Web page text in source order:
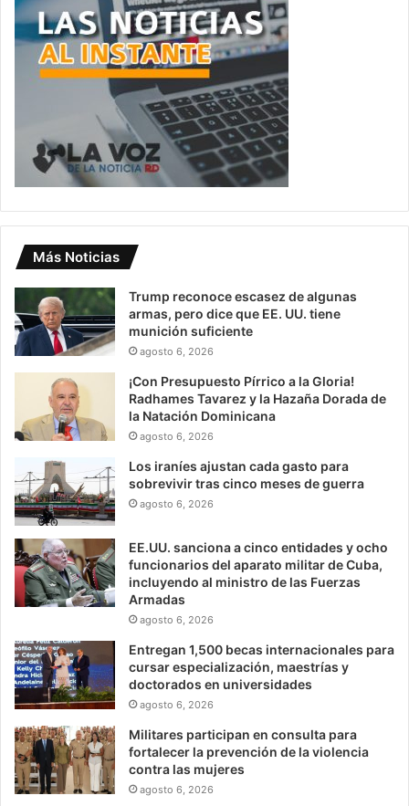
Más Noticias
Trump reconoce escasez de algunas
armas, pero dice que EE. UU. tiene
munición suficiente
agosto 6, 2026
¡Con Presupuesto Pírrico a la Gloria!
Radhames Tavarez y la Hazaña Dorada de
la Natación Dominicana
agosto 6, 2026
Los iraníes ajustan cada gasto para
sobrevivir tras cinco meses de guerra
agosto 6, 2026
EE.UU. sanciona a cinco entidades y ocho
funcionarios del aparato militar de Cuba,
incluyendo al ministro de las Fuerzas
Armadas
agosto 6, 2026
Entregan 1,500 becas internacionales para
cursar especialización, maestrías y
doctorados en universidades
agosto 6, 2026
Militares participan en consulta para
fortalecer la prevención de la violencia
contra las mujeres
agosto 6, 2026